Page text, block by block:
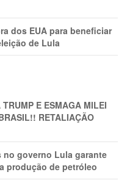
dos EUA para beneficiar
de Lula
E ESMAGA MILEI
RETALIAÇÃO
no governo Lula garante
produção de petróleo